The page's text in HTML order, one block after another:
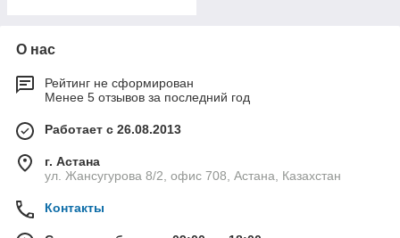
О нас
Рейтинг не сформирован
Менее 5 отзывов за последний год
Работает с 26.08.2013
г. Астана
ул. Жансугурова 8/2, офис 708, Астана, Казахстан
Контакты